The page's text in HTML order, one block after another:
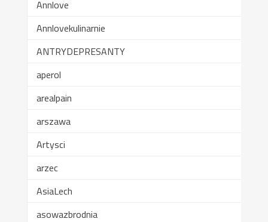
Annlove
Annlovekulinarnie
ANTRYDEPRESANTY
aperol
arealpain
arszawa
Artysci
arzec
AsiaLech
asowazbrodnia